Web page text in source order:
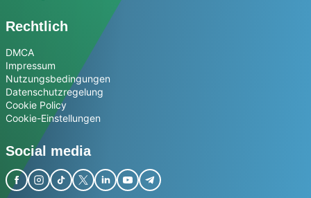
Rechtlich
DMCA
Impressum
Nutzungsbedingungen
Datenschutzregelung
Cookie Policy
Cookie-Einstellungen
Social media